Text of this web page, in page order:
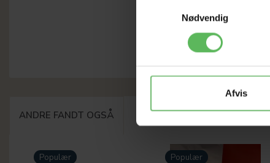
Nødvendig
Afvis
ANDRE FANDT OGSÅ
Populær
Populær